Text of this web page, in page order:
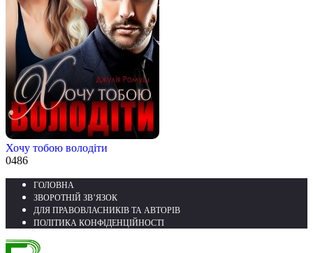
Хочу тобою володіти
0486
ГОЛОВНА
ЗВОРОТНІЙ ЗВ’ЯЗОК
ДЛЯ ПРАВОВЛАСНИКІВ ТА АВТОРІВ
ПОЛІТИКА КОНФІДЕНЦІЙНОСТІ